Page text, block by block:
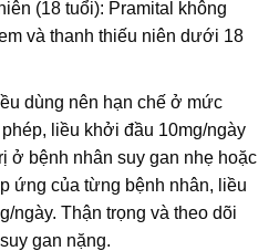
(18 tuổi): Pramital không
và thanh thiếu niên dưới 18
dùng nên hạn chế ở mức
liều khởi đầu 10mg/ngày
ở bệnh nhân suy gan nhẹ hoặc
ứng của từng bệnh nhân, liều
ngày. Thận trọng và theo dõi
gan nặng.